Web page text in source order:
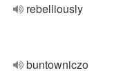
rebelliously
buntowniczo